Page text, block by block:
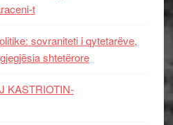
t
sovraniteti i qytetarëve,
shtetërore
KASTRIOTIN-